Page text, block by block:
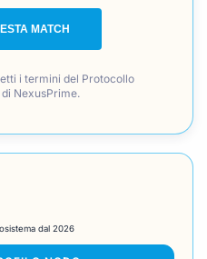
MATCH
i termini del Protocollo
NexusPrime.
dal 2026